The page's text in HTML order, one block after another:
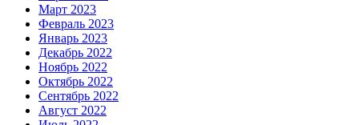
Март 2023
Февраль 2023
Январь 2023
Декабрь 2022
Ноябрь 2022
Октябрь 2022
Сентябрь 2022
Август 2022